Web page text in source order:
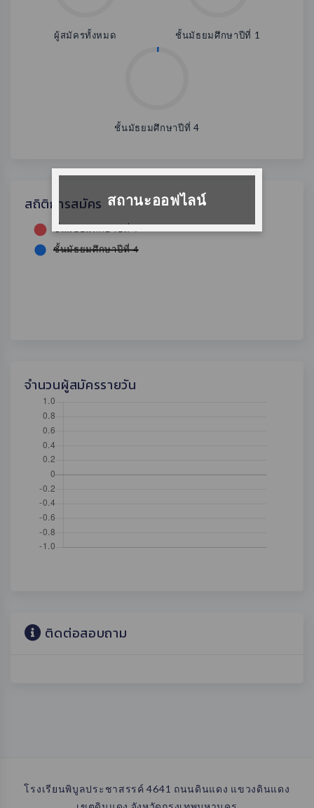
ผู้สมัครทั้งหมด ชั้นมัธยมศึกษาปีที่ 1
ชั้นมัธยมศึกษาปีที่ 4
สถิติการสมัคร
จำนวนผู้สมัครรายวัน
ติดต่อสอบถาม
โรงเรียนพิบูลประชาสรรค์ 4641 ถนนดินแดง แขวงดินแดง
สถานะออฟไลน์